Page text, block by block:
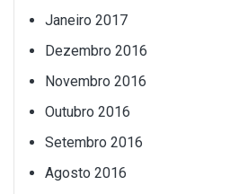
Janeiro 2017
Dezembro 2016
Novembro 2016
Outubro 2016
Setembro 2016
Agosto 2016